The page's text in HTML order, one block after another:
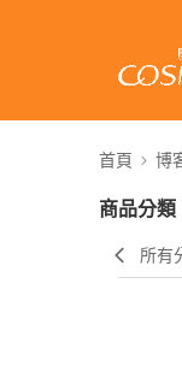
首頁 博
商品分類
所有